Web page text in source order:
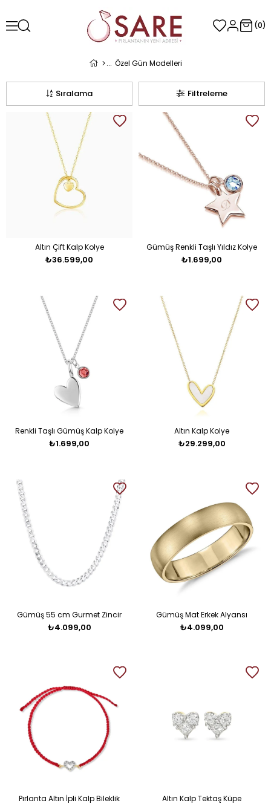
0
Özel Gün Modelleri
Filtreleme
Sıralama
Altın Çift Kalp Kolye
₺36.599,00
Gümüş Renkli Taşlı Yıldız Kolye
₺1.699,00
Renkli Taşlı Gümüş Kalp Kolye
₺1.699,00
Altın Kalp Kolye
₺29.299,00
Gümüş 55 cm Gurmet Zincir
₺4.099,00
Gümüş Mat Erkek Alyansı
₺4.099,00
Pırlanta Altın İpli Kalp Bileklik Altın Kalp Tektaş Küpe